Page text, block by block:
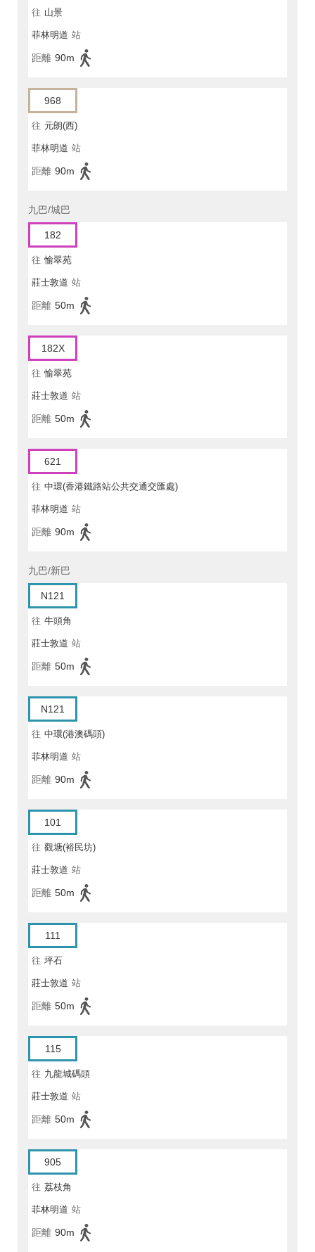
往 山景
菲林明道 站
距離 90m
968
往 元朗(西)
菲林明道 站
距離 90m
九巴/城巴
182
往 愉翠苑
莊士敦道 站
距離 50m
182X
往 愉翠苑
莊士敦道 站
距離 50m
621
往 中環(香港鐵路站公共交通交匯處)
菲林明道 站
距離 90m
九巴/新巴
N121
往 牛頭角
莊士敦道 站
距離 50m
N121
往 中環(港澳碼頭)
菲林明道 站
距離 90m
101
往 觀塘(裕民坊)
莊士敦道 站
距離 50m
111
往 坪石
莊士敦道 站
距離 50m
115
往 九龍城碼頭
莊士敦道 站
距離 50m
905
往 荔枝角
菲林明道 站
距離 90m